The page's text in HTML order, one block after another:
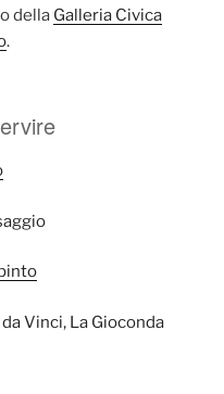
della Galleria Civica
.